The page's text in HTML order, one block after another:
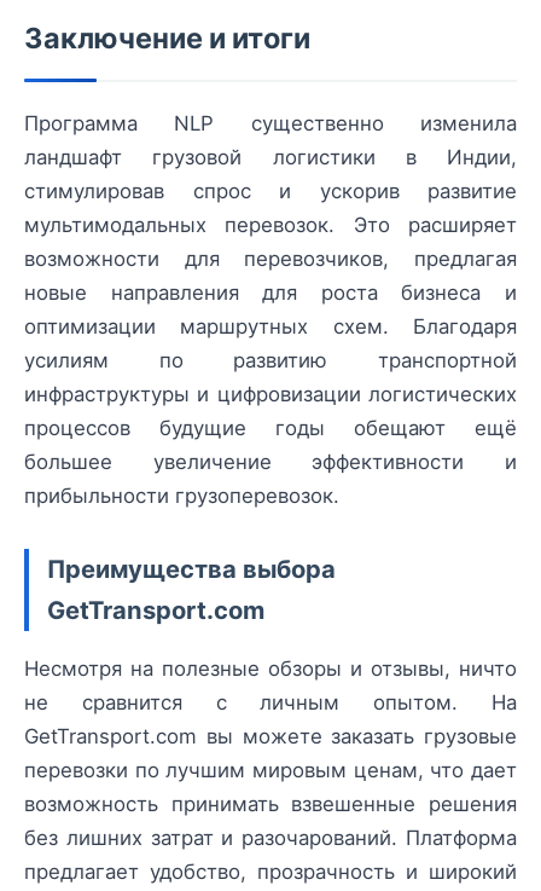
Заключение и итоги
Программа NLP существенно изменила
ландшафт грузовой логистики в Индии,
стимулировав спрос и ускорив развитие
мультимодальных перевозок. Это расширяет
возможности для перевозчиков, предлагая
новые направления для роста бизнеса и
оптимизации маршрутных схем. Благодаря
усилиям по развитию транспортной
инфраструктуры и цифровизации логистических
процессов будущие годы обещают ещё
большее увеличение эффективности и
прибыльности грузоперевозок.
Преимущества выбора
GetTransport.com
Несмотря на полезные обзоры и отзывы, ничто
не сравнится с личным опытом. На
GetTransport.com вы можете заказать грузовые
перевозки по лучшим мировым ценам, что дает
возможность принимать взвешенные решения
без лишних затрат и разочарований. Платформа
предлагает удобство, прозрачность и широкий